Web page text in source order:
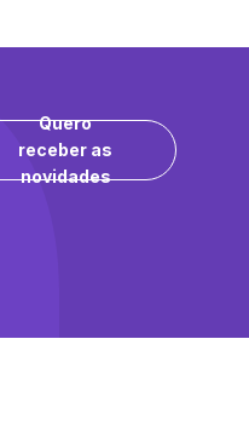
Quero
receber as
novidades